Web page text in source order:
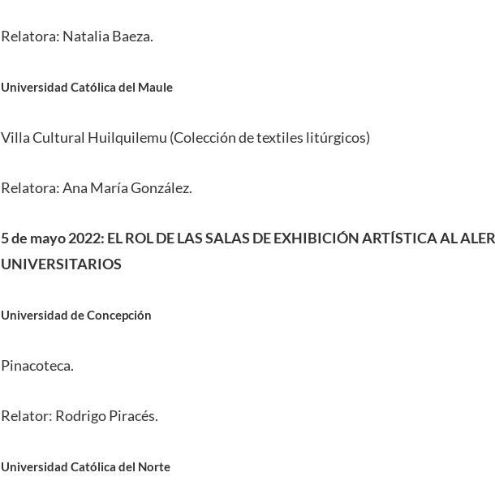
Relatora: Natalia Baeza.
Universidad Católica del Maule
Villa Cultural Huilquilemu (Colección de textiles litúrgicos)
Relatora: Ana María González.
5 de mayo 2022: EL ROL DE LAS SALAS DE EXHIBICIÓN ARTÍSTICA AL
UNIVERSITARIOS
Universidad de Concepción
Pinacoteca.
Relator: Rodrigo Piracés.
Universidad Católica del Norte